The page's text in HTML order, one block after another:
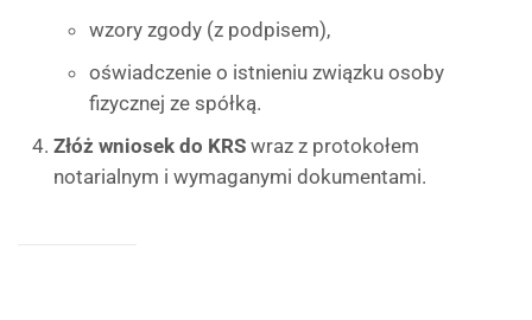
wzory zgody (z podpisem),
oświadczenie o istnieniu związku osoby
fizycznej ze spółką.
Złóż wniosek do KRS wraz z protokołem
notarialnym i wymaganymi dokumentami.